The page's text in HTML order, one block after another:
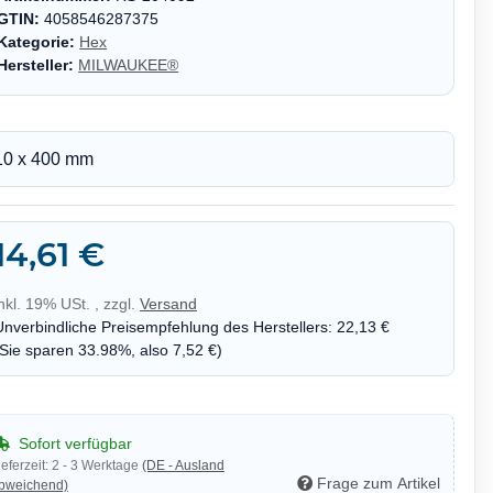
4058546287375
Hex
MILWAUKEE®
x 400 mm
€
19% USt. , zzgl. Versand
Preisempfehlung des Herstellers: 22,13 €
sparen 33.98%, also 7,52 €)
Sofort verfügbar
2 - 3 Werktage (DE - Ausland
Frage zum Artikel